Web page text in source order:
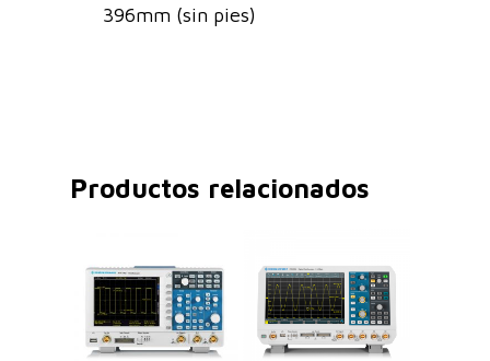
396mm (sin pies)
Productos relacionados